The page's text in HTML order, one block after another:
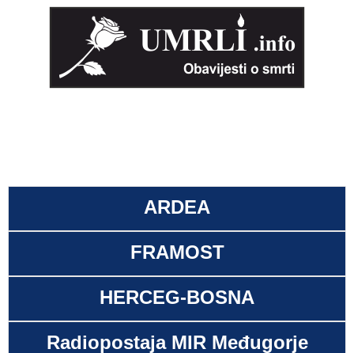
ARDEA
FRAMOST
HERCEG-BOSNA
Radiopostaja MIR Međugorje